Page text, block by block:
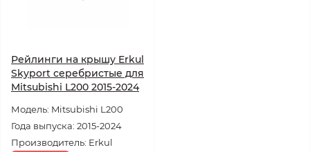
Рейлинги на крышу Erkul
Skyport серебристые для
Mitsubishi L200 2015-2024
Модель: Mitsubishi L200
Года выпуска: 2015-2024
Производитель: Erkul